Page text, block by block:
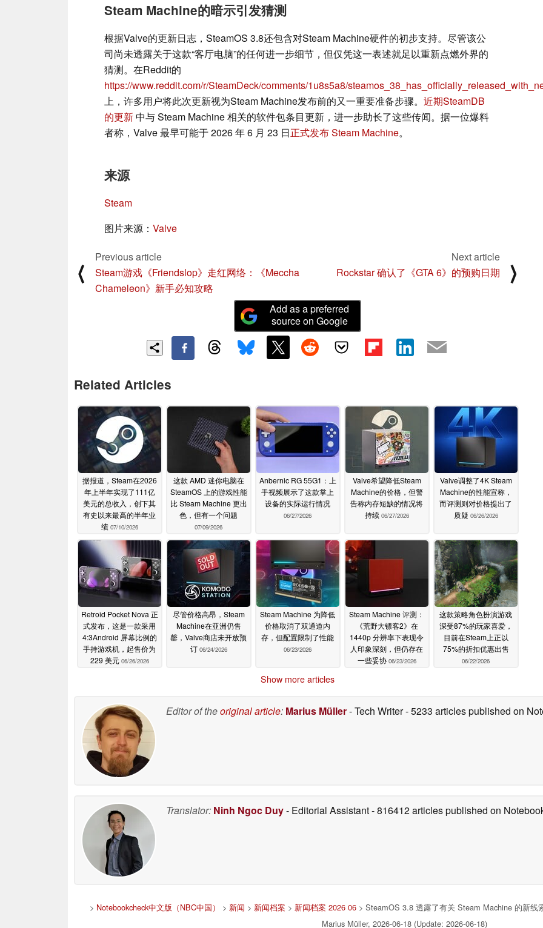
Steam Machine的暗示引发猜测
根据Valve的更新日志，SteamOS 3.8还包含对Steam Machine硬件的初步支持。尽管该公
司尚未透露关于这款“客厅电脑”的任何进一步细节，但仅凭这一表述就足以重新点燃外界的
猜测。在Reddit的
https://www.reddit.com/r/SteamDeck/comments/1u8s5a8/
上，许多用户将此次更新视为Steam Machine发布前的又一重要准备步骤。 近期SteamDB
的更新中与 Steam Machine 相关的软件包条目更新，进一步助长了这些传闻。据一位爆料
者称，Valve 最早可能于 2026 年 6 月 23 日正式发布 Steam Machine。
来源
Steam
图片来源： Valve
⟨
Previous article
Steam游戏《Friendslop》走红网络：《Meccha
Chameleon》新手必知攻略
Next article
Rockstar 确认了《GTA 6》的预购日期
⟩
Add as a preferred
source on Google
Related Articles
据报道，Steam在2026
年上半年实现了111亿
美元的总收入，创下其
有史以来最高的半年业
绩 07/10/2026
这款 AMD 迷你电脑在
SteamOS 上的游戏性能
比 Steam Machine 更出
色，但有一个问题
07/09/2026
Anbernic RG 55G1：上
手视频展示了这款掌上
设备的实际运行情况
06/27/2026
Valve希望降低Steam
Machine的价格，但警
告称内存短缺的情况将
持续 06/27/2026
Valve调整了4K Steam
Machine的性能宣称，
而评测则对价格提出了
质疑 06/26/2026
Retroid Pocket Nova 正
式发布，这是一款采用
4:3Android 屏幕比例的
手持游戏机，起售价为
229 美元 06/26/2026
尽管价格高昂，Steam
Machine在亚洲仍售
罄，Valve商店未开放预
订 06/24/2026
Steam Machine 为降低
价格取消了双通道内
存，但配置限制了性能
06/23/2026
Steam Machine 评测：
《荒野大镖客2》在
1440p 分辨率下表现令
人印象深刻，但仍存在
一些妥协 06/23/2026
这款策略角色扮演游戏
深受87%的玩家喜爱，
目前在Steam上正以
75%的折扣优惠出售
06/22/2026
Show more articles
Editor of theoriginal article: Marius Müller- Tech Writer- 5233 articles published on
Translator: Ninh Ngoc Duy- Editorial Assistant- 816412 articles published on
> Notebookcheck中文版（NBC中国） > 新闻 > 新闻档案 > 新闻档案 2026 06> SteamOS 3.8 透露了有关 Steam Machine 的新线
Marius Müller, 2026-06-18 (Update: 2026-06-18)